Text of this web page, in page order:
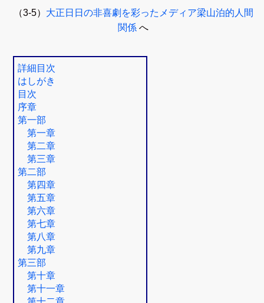
（3-5） 大正日日の非喜劇を彩ったメディア梁山泊的人間
関係 へ
詳細目次
はしがき
目次
序章
第一部
第一章
第二章
第三章
第二部
第四章
第五章
第六章
第七章
第八章
第九章
第三部
第十章
第十一章